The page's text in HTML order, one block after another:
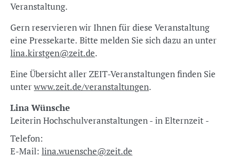
Veranstaltung.
Gern reservieren wir Ihnen für diese Veranstaltung
eine Pressekarte. Bitte melden Sie sich dazu an unter
lina.kirstgen@zeit.de.
Eine Übersicht aller ZEIT-Veranstaltungen finden Sie
unterwww.zeit.de/veranstaltungen.
Lina Wünsche
Leiterin Hochschulveranstaltungen - in Elternzeit -
Telefon:
E-Mail: lina.wuensche@zeit.de